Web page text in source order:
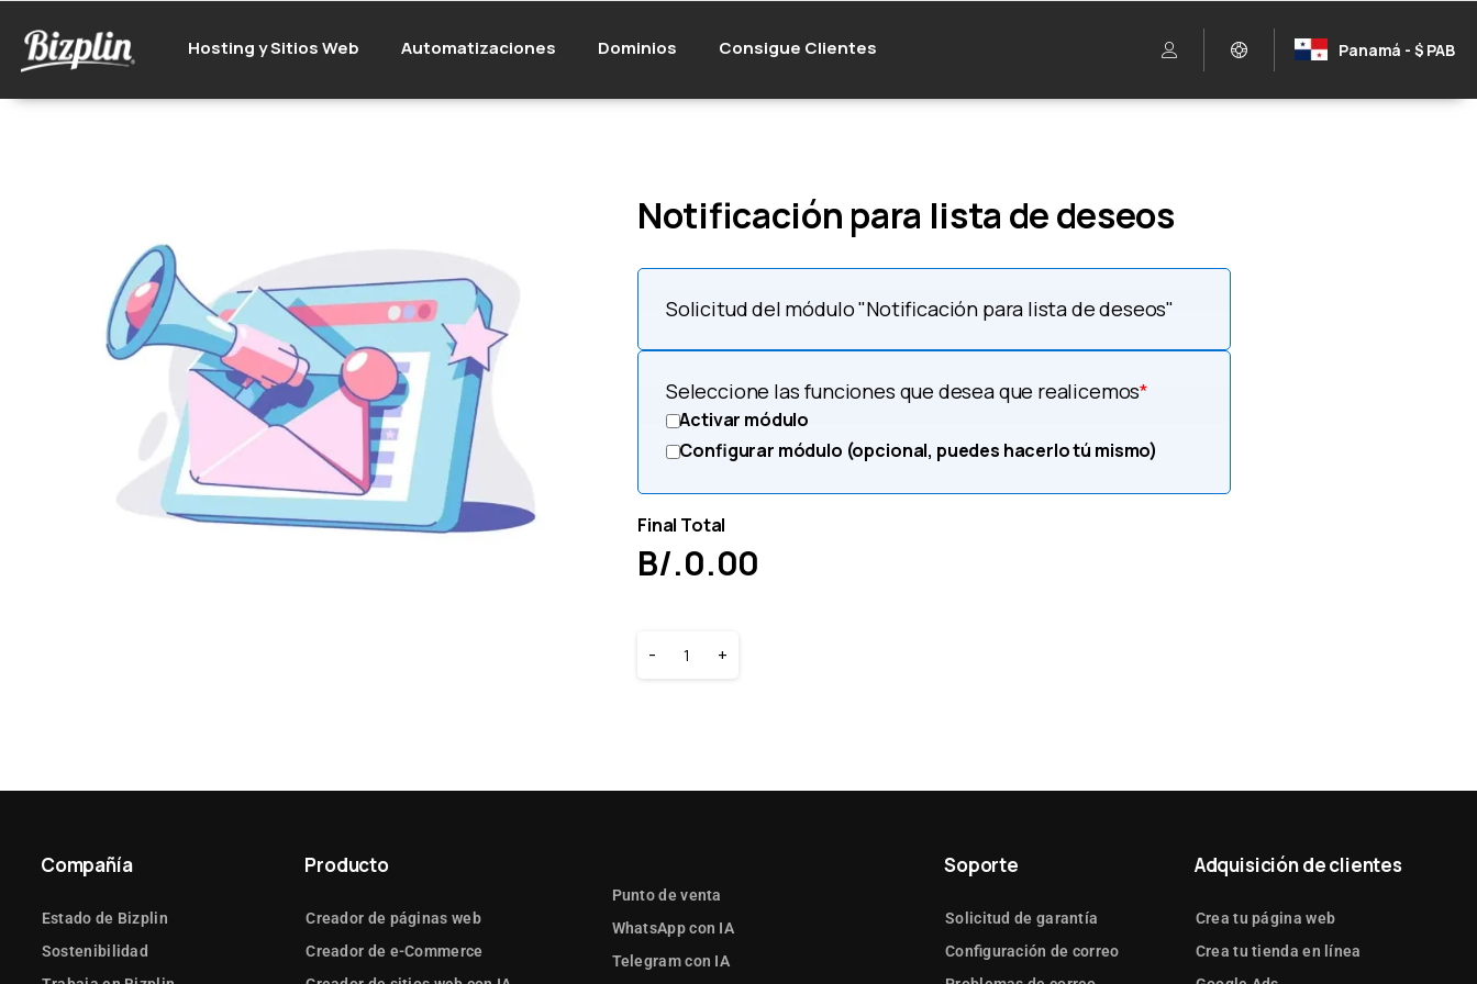
Hosting y Sitios Web Automatizaciones Dominios Consigue Clientes Panamá - $ PAB
Notificación para lista de deseos
Solicitud del módulo "Notificación para lista de deseos"
*
Seleccione las funciones que desea que realicemos
Activar módulo
Configurar módulo (opcional, puedes hacerlo tú mismo)
Final Total
B/.0.00
- +
Compañía
Estado de Bizplin
Sostenibilidad
Producto
Creador de páginas web
Creador de e-Commerce
Punto de venta
WhatsApp con IA
Telegram con IA
Soporte
Solicitud de garantía
Configuración de correo
Adquisición de clientes
Crea tu página web
Crea tu tienda en línea